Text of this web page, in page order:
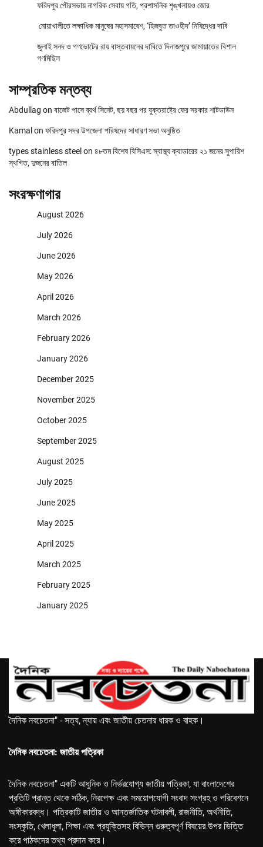
ফরিদপুর পৌরসভায় নাগরিক সেবায় গতি, প্রশাসনিক শৃঙ্খলায়ও জোর
নোয়াখালীতে লক্ষাধিক মানুষের মহাসমাবেশ, ‘হিজবুত তাওহীদ’ নিষিদ্ধের দাবি
জুলাই সনদ ও গণভোটের রায় বাস্তবায়নের দাবিতে দিনাজপুরে জামায়াতের বিশাল
গণমিছিল
সাম্প্রতিক মন্তব্য
Abdullag on বাজেট পাসে ব্যর্থ সিনেট, ছয় বছর পর যুক্তরাষ্ট্রে ফের সরকার শাটডাউন
Kamal on ফরিদপুর সদর উপজেলা পরিষদের সাধারণ সভা অনুষ্ঠিত
types stainless steel on ৪৮তম বিশেষ বিসিএস: স্বাস্থ্য ক্যাডারের ২১ জনের সুপারিশ
স্থগিত, দুজনের বাতিল
সংরক্ষণাগার
August 2026
July 2026
June 2026
May 2026
April 2026
March 2026
February 2026
January 2026
December 2025
November 2025
October 2025
September 2025
August 2025
July 2025
June 2025
May 2025
April 2025
March 2025
February 2025
January 2025
দৈনিক নবচেতনা" - সত্য, ন্যায় এবং জাতীয় চেতনার ধারক ও বাহক।
দৈনিক নবচেতনা: জাতীয় পত্রিকা
দৈনিক নবচেতনা" একটি আধুনিক ও নির্ভরযোগ্য জাতীয় পত্রিকা, যা বাংলাদেশের
প্রতিটি প্রান্ত থেকে সঠিক, নিরপেক্ষ এবং সময়োপযোগী সংবাদ সংগ্রহ ও পরিবেশনে
অঙ্গীকারবদ্ধ। পত্রিকাটি জাতীয় ও আন্তর্জাতিক ঘটনাবলী, রাজনীতি, অর্থনীতি,
সংস্কৃতি, খেলাধুলা, শিক্ষা এবং প্রযুক্তিসহ বিভিন্ন গুরুত্বপূর্ণ বিষয়ের উপর ভিত্তি
করে পাঠকদের তথ্য প্রদান করে।